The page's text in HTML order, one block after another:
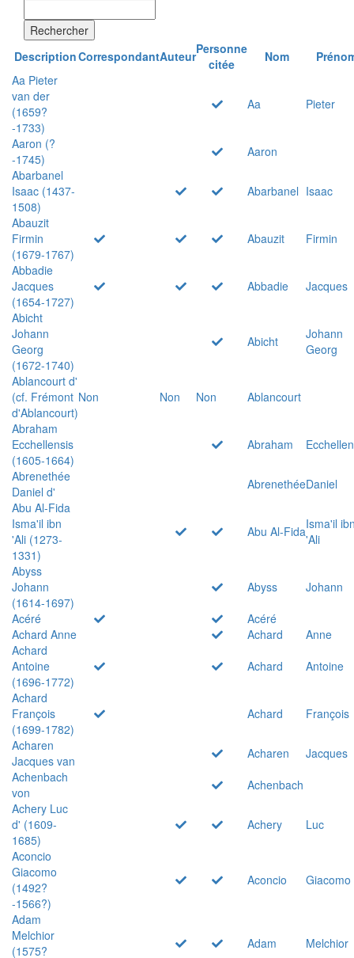
Rechercher
DescriptionCorrespondantAuteurPersonne
citée
Nom
Aa Pieter
van der
(1659?
-1733)
Aa Pieter
Aaron (?
-1745)
Aaron
Abarbanel
Isaac (1437-
1508)
Abarbanel Isaac
Abauzit
Firmin
(1679-1767)
Abauzit
Firmin
Abbadie
Jacques
(1654-1727)
Abbadie
Jacques
Abicht
Johann
Georg
(1672-1740)
Abicht
Johann
Georg
Ablancourt d'
(cf. Frémont
d'Ablancourt)
Non Non Non
Ablancourt
Abraham
Ecchellensis
(1605-1664)
Abraham
Abrenethée
Daniel d'
AbrenethéeDaniel
Abu Al-Fida
Isma'il ibn
'Ali (1273-
1331)
Abu Al-FidaIsma'il
'Ali
Abyss
Johann
(1614-1697)
Abyss
Johann
Acéré
Acéré
Achard Anne
Achard
Anne
Achard
Antoine
(1696-1772)
Achard
Antoine
Achard
François
(1699-1782)
Achard
François
Acharen
Jacques van
Acharen
Jacques
Achenbach
von
Achenbach
Achery Luc
d' (1609-
1685)
Achery
Luc
Aconcio
Giacomo
(1492?
-1566?)
Aconcio Giacomo
Adam
Melchior
(1575?
Adam Melchior